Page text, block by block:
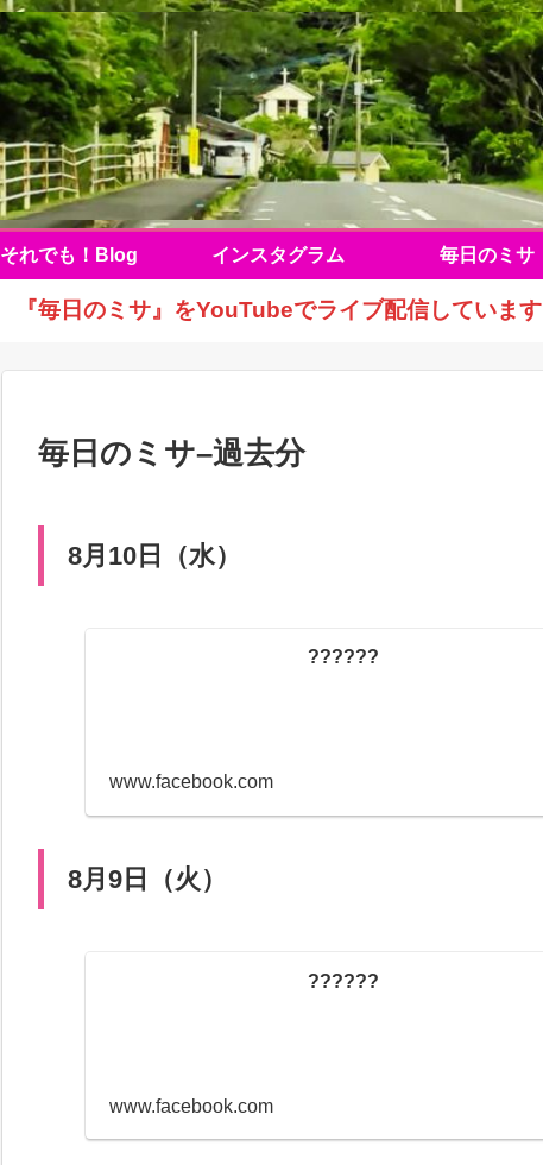
それでも！Blog インスタグラム 毎日のミサ
『毎日のミサ』をYouTubeでライブ配信しています
毎日のミサ–過去分
8月10日（水）
??????
www.facebook.com
8月9日（火）
??????
www.facebook.com